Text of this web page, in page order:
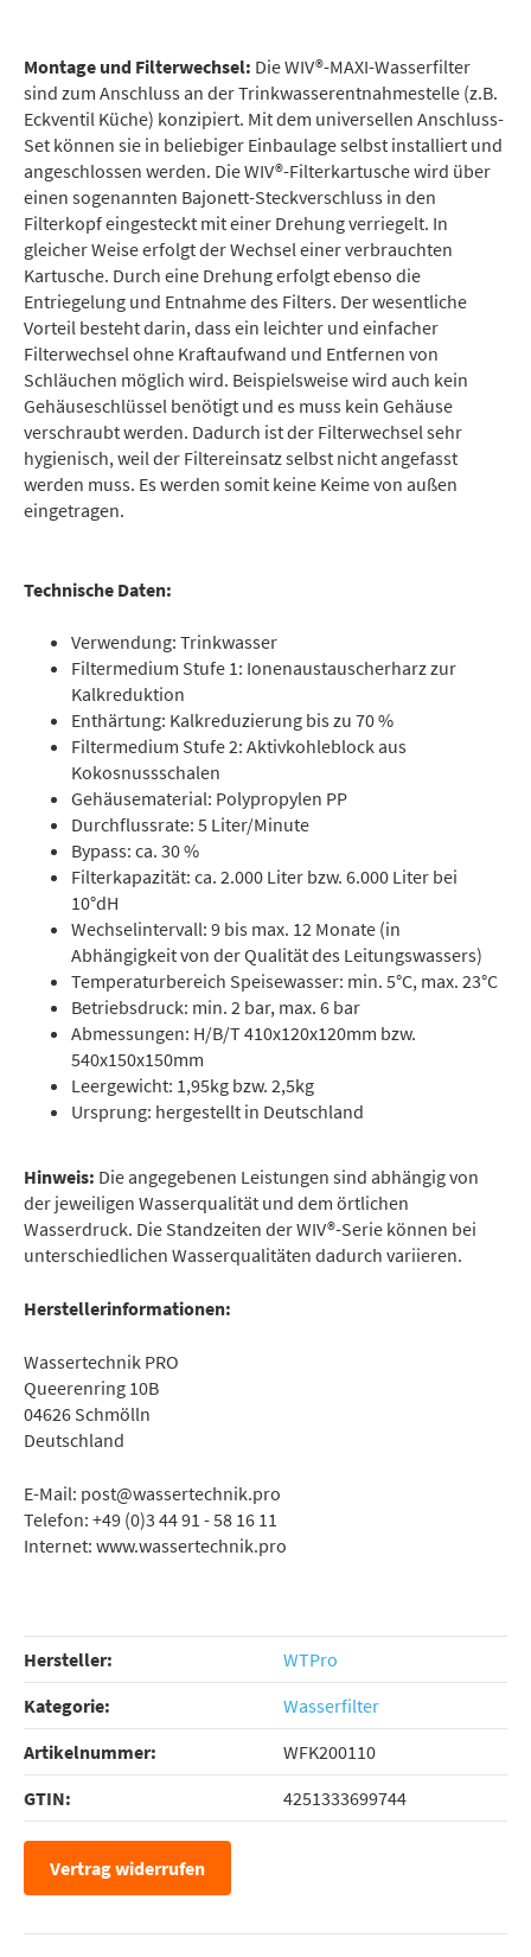
Montage und Filterwechsel: Die WIV®-MAXI-Wasserfilter
sind zum Anschluss an der Trinkwasserentnahmestelle (z.B.
Eckventil Küche) konzipiert. Mit dem universellen Anschluss-
Set können sie in beliebiger Einbaulage selbst installiert und
angeschlossen werden. Die WIV®-Filterkartusche wird über
einen sogenannten Bajonett-Steckverschluss in den
Filterkopf eingesteckt mit einer Drehung verriegelt. In
gleicher Weise erfolgt der Wechsel einer verbrauchten
Kartusche. Durch eine Drehung erfolgt ebenso die
Entriegelung und Entnahme des Filters. Der wesentliche
Vorteil besteht darin, dass ein leichter und einfacher
Filterwechsel ohne Kraftaufwand und Entfernen von
Schläuchen möglich wird. Beispielsweise wird auch kein
Gehäuseschlüssel benötigt und es muss kein Gehäuse
verschraubt werden. Dadurch ist der Filterwechsel sehr
hygienisch, weil der Filtereinsatz selbst nicht angefasst
werden muss. Es werden somit keine Keime von außen
eingetragen.
Technische Daten:
Verwendung: Trinkwasser
Filtermedium Stufe 1: Ionenaustauscherharz zur
Kalkreduktion
Enthärtung: Kalkreduzierung bis zu 70 %
Filtermedium Stufe 2: Aktivkohleblock aus
Kokosnussschalen
Gehäusematerial: Polypropylen PP
Durchflussrate: 5 Liter/Minute
Bypass: ca. 30 %
Filterkapazität: ca. 2.000 Liter bzw. 6.000 Liter bei
10°dH
Wechselintervall: 9 bis max. 12 Monate (in
Abhängigkeit von der Qualität des Leitungswassers)
Temperaturbereich Speisewasser: min. 5°C, max. 23°C
Betriebsdruck: min. 2 bar, max. 6 bar
Abmessungen: H/B/T 410x120x120mm bzw.
540x150x150mm
Leergewicht: 1,95kg bzw. 2,5kg
Ursprung: hergestellt in Deutschland
Hinweis: Die angegebenen Leistungen sind abhängig von
der jeweiligen Wasserqualität und dem örtlichen
Wasserdruck. Die Standzeiten der WIV®-Serie können bei
unterschiedlichen Wasserqualitäten dadurch variieren.
Herstellerinformationen:
Wassertechnik PRO
Queerenring 10B
04626 Schmölln
Deutschland
E-Mail: post@wassertechnik.pro
Telefon: +49 (0)3 44 91 - 58 16 11
Internet: www.wassertechnik.pro
Hersteller:
WTPro
Kategorie:
Wasserfilter
Artikelnummer:
WFK200110
GTIN:
4251333699744
Vertrag widerrufen